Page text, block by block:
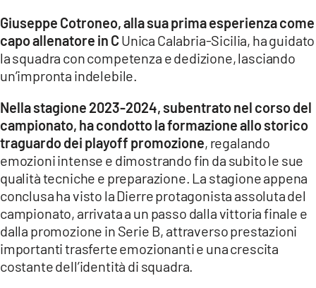
COSENZACHANNEL.IT
ILVIBONESE.IT
LACAPITALENEWS.IT
App
ANDROID
APPLE
Giuseppe Cotroneo, alla sua prima esperienza come
capo allenatore in C Unica Calabria-Sicilia, ha guidato
la squadra con competenza e dedizione, lasciando
un’impronta indelebile.
Nella stagione 2023-2024, subentrato nel corso del
campionato, ha condotto la formazione allo storico
traguardo dei playoff promozione, regalando
emozioni intense e dimostrando fin da subito le sue
qualità tecniche e preparazione. La stagione appena
conclusa ha visto la Dierre protagonista assoluta del
campionato, arrivata a un passo dalla vittoria finale e
dalla promozione in Serie B, attraverso prestazioni
importanti trasferte emozionanti e una crescita
costante dell’identità di squadra.